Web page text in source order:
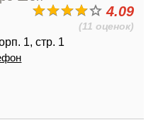
4.09
(11 оценок)
1, стр. 1